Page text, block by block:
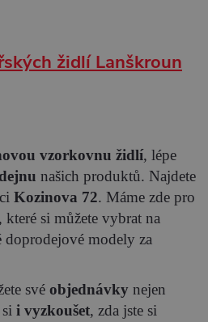
židlí Lanškroun
vzorkovnu židlí, lépe
našich produktů. Najdete
Kozinova 72. Máme zde pro
si můžete vybrat na
doprodejové modely za
své objednávky nejen
i vyzkoušet, zda jste si